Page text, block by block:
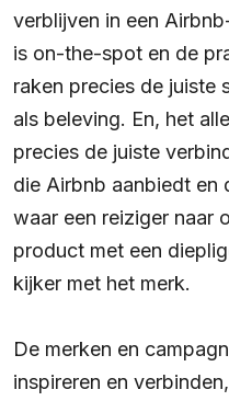
verblijven in een
is on-the-spot en de
raken precies de juiste
als beleving. En, het
precies de juiste
die Airbnb aanbiedt en
waar een reiziger naar
product met een
kijker met het merk.
De merken en
inspireren en